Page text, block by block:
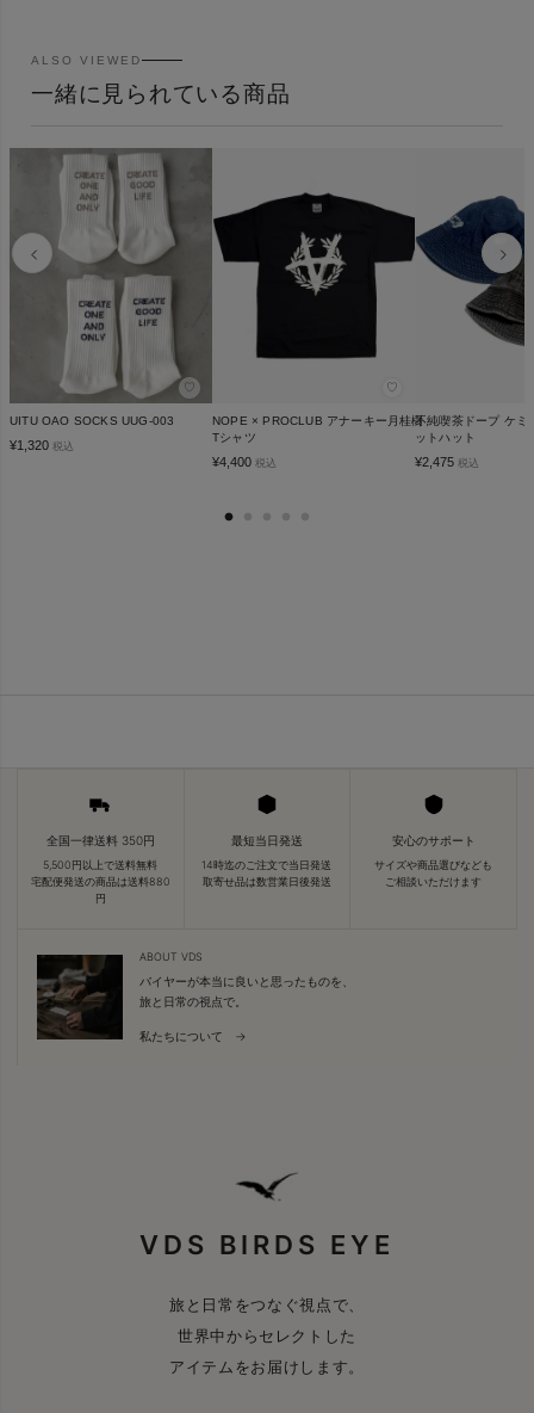
ALSO VIEWED
一緒に見られている商品
♡
UITU OAO SOCKS UUG-003
¥1,320 税込
♡
NOPE × PROCLUB アナーキー月桂樹
Tシャツ
¥4,400 税込
不純喫茶ドープ ケミ
ットハット
¥2,475 税込
全国一律送料 350円
5,500円以上で送料無料
宅配便発送の商品は送料880
円
最短当日発送
14時迄のご注文で当日発送
取寄せ品は数営業日後発送
安心のサポート
サイズや商品選びなども
ご相談いただけます
ABOUT VDS
バイヤーが本当に良いと思ったものを、
旅と日常の視点で。
私たちについて →
VDS BIRDS EYE
旅と日常をつなぐ視点で、
世界中からセレクトした
アイテムをお届けします。